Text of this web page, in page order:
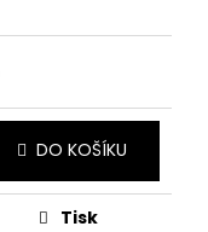
DO KOŠÍKU
Tisk